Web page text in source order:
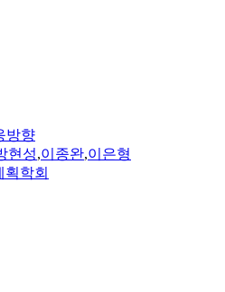
방향
현성,이종완,이은형
획학회